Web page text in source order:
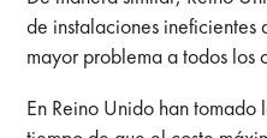
de instalaciones ineficientes
mayor problema a todos los
En Reino Unido han